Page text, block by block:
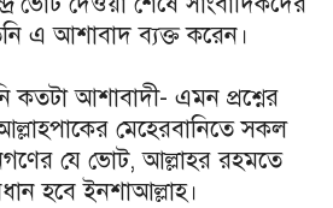
এ আশাবাদ ব্যক্ত করেন।
কতটা আশাবাদী- এমন প্রশ্নের
মেহেরবানিতে সকল
যে ভোট, আল্লাহর রহমতে
হবে ইনশাআল্লাহ।